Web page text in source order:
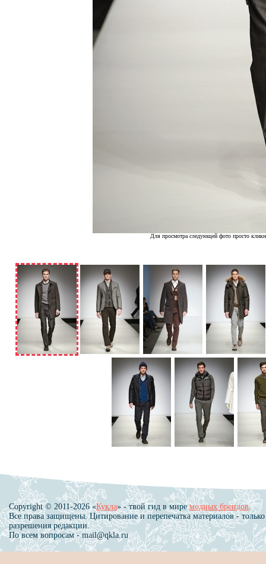
Для просмотра следующей фото просто
Copyright © 2011-2026 «Кукла» - твой гид в миремодных брендов.
Все права защищены. Цитирование и перепечатка материалов - только
разрешения редакции.
По всем вопросам - mail@qkla.ru